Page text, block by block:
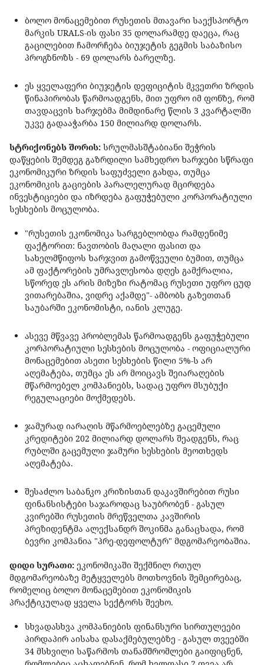
ბოლო მონაცემებით რუსეთის მთავარი საექსპორტო
მარკის URALS-ის ფასი 35 დოლარამდე დაეცა, რაც
გაცილებით ჩამორჩება ბიუჯეტის გეგმის საბაზისო
პროგზნოზს - 69 დოლარს ბარელზე.
ეს ყველაფერი ბიუჯეტის დეფიციტის მკვეთრი ზრდის
წინაპირობას წარმოადგენს, მით უფრო იმ ფონზე, რომ
თავდაცვის ხარჯებმა მიმდინარე წლის 3 კვარტალში
უკვე გადააჭარბა 150 მილიარდ დოლარს.
სტრიქონებს შორის: სრულმასშტაბიანი შეჭრის
დაწყების შემდეგ გაზრდილი სამხედრო ხარჯები სწრაფი
ეკონომიკური ზრდის საფუძველი გახდა, თუმცა
ეკონომიკის გაციების პარალელურად მცირდება
ინვესტიციები და იზრდება გაფუჭებული კორპორატიული
სესხების მოცულობა.
"რუსეთის ეკონომიკა სარგებლობდა რამდენიმე
ფაქტორით: ნავთობის მაღალი ფასით და
სახელმწიფოს ხარჯვით გამოწვეული ბუმით, თუმცა
ამ ფაქტორების უმრავლესობა დღეს გამქრალია,
სწორედ ეს არის მიზეზი რატომაც რუსეთი უფრო ცუდ
ვითარებაშია, ვიდრე აქამდე"- ამბობს გაზეთთან
საუბარში ეკონომისტი, იანის კლუგე.
ასევე მწვავე პრობლემას წარმოადგენს გაფუჭებული
კორპორატიული სესხების მოცულობა - ოფიციალური
მონაცემებით ასეთი სესხების წილი 5%-ს არ
აღემატება, თუმცა ეს არ მოიცავს შეიარაღების
მწარმოებელ კომპანიებს, სადაც უფრო მსუბუქი
რეგულაციები მოქმედებს.
ჯამურად იარაღის მწარმოებლებზე გაცემული
კრედიტები 202 მილიარდ დოლარს შეადგენს, რაც
რუბლში გაცემული ჯამური სესხების მეოთხედს
აღემატება.
შესაძლო საბანკო კრიზისთან დაკავშირებით რუსი
ფინანსისტები საჯაროდაც საუბრობენ - გასულ
კვირებში რუსეთის მრეწველთა კავშირის
პრეზიდენტმა ალექსანდრ შოკინმა განაცხადა, რომ
ბევრი კომპანია "პრე-დეფოლტურ" მდგომარეობაშია.
დიდი სურათი: ეკონომიკაში შექმნილ რთულ
მდგომარეობაზე მეტყველებს მოთხოვნის შემცირებაც,
რომელიც ბოლო მონაცემებით ეკონომიკის
პრაქტიკულად ყველა სექტორს შეეხო.
სხვადასხვა კომპანიების ფინანსური სირთულეები
პირდაპირ აისახა დასაქმებულებზე - გასულ თვეებში
34 მსხვილი საწარმოს თანამშრომლები გაიფიცნენ,